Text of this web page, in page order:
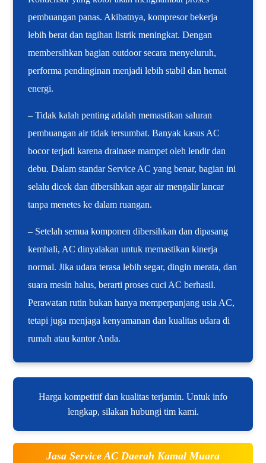
pembuangan panas. Akibatnya, kompresor bekerja
lebih berat dan tagihan listrik meningkat. Dengan
membersihkan bagian outdoor secara menyeluruh,
performa pendinginan menjadi lebih stabil dan hemat
energi.
– Tidak kalah penting adalah memastikan saluran
pembuangan air tidak tersumbat. Banyak kasus AC
bocor terjadi karena drainase mampet oleh lendir dan
debu. Dalam standar Service AC yang benar, bagian ini
selalu dicek dan dibersihkan agar air mengalir lancar
tanpa menetes ke dalam ruangan.
– Setelah semua komponen dibersihkan dan dipasang
kembali, AC dinyalakan untuk memastikan kinerja
normal. Jika udara terasa lebih segar, dingin merata, dan
suara mesin halus, berarti proses cuci AC berhasil.
Perawatan rutin bukan hanya memperpanjang usia AC,
tetapi juga menjaga kenyamanan dan kualitas udara di
rumah atau kantor Anda.
Harga kompetitif dan kualitas terjamin. Untuk info
lengkap, silakan hubungi tim kami.
Jasa Service AC Daerah Kamal Muara